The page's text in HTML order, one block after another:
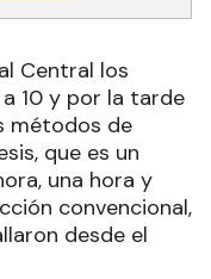
Central los
10 y por la tarde
métodos de
que es un
una hora y
convencional,
desde el